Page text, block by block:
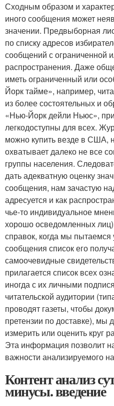
Сходным образом и
иного сообщения может
значении. Предвыборная
по списку адресов
сообщений с ограниченной
распространения. Даже
иметь ограниченный или
Йорк тайме», например,
из более состоятельных и
«Нью-Йорк дейли Ньюс»,
легкодоступны для всех.
можно купить везде в США,
охватывает далеко не все
группы населения.
дать адекватную оценку
сообщения, нам зачастую
адресуется и как
чье-то индивидуальное
хорошо осведомленных
справок, когда мы пытаемся
сообщения список его
самоочевидные
прилагается список всех
иногда с их личными
читательской аудитории
проводят газеты, чтобы
претензии по доставке), мы
измерить или оценить круг
Эта информация позволит
важности анализируемого
Контент анализ
минусы. введение